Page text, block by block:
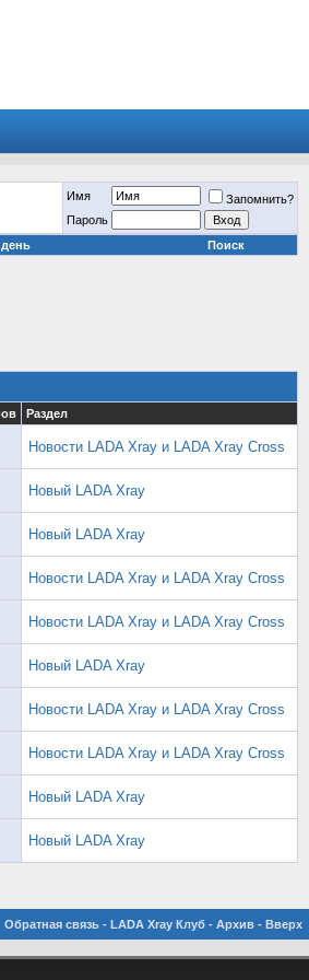
Имя
Запомнить?
Пароль
Поиск
Раздел
Новости LADA Xray и LADA Xray Cross
Новый LADA Xray
Новый LADA Xray
Новости LADA Xray и LADA Xray Cross
Новости LADA Xray и LADA Xray Cross
Новый LADA Xray
Новости LADA Xray и LADA Xray Cross
Новости LADA Xray и LADA Xray Cross
Новый LADA Xray
Новый LADA Xray
Обратная связь - LADA Xray Клуб - Архив - Вверх